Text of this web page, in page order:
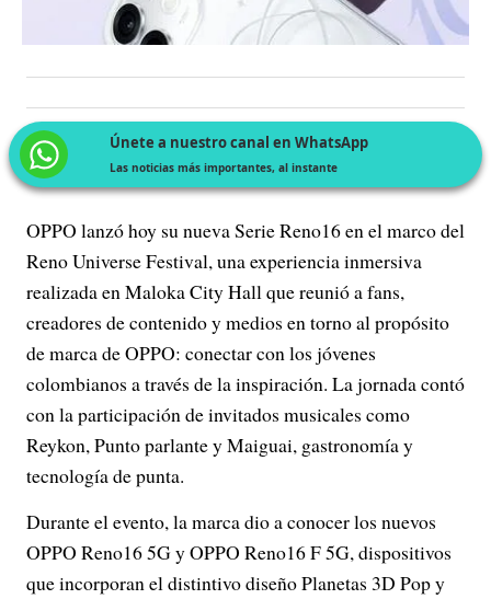
Únete a nuestro canal en WhatsApp
Las noticias más importantes, al instante
OPPO lanzó hoy su nueva Serie Reno16 en el marco del
Reno Universe Festival, una experiencia inmersiva
realizada en Maloka City Hall que reunió a fans,
creadores de contenido y medios en torno al propósito
de marca de OPPO: conectar con los jóvenes
colombianos a través de la inspiración. La jornada contó
con la participación de invitados musicales como
Reykon, Punto parlante y Maiguai, gastronomía y
tecnología de punta.
Durante el evento, la marca dio a conocer los nuevos
OPPO Reno16 5G y OPPO Reno16 F 5G, dispositivos
que incorporan el distintivo diseño Planetas 3D Pop y